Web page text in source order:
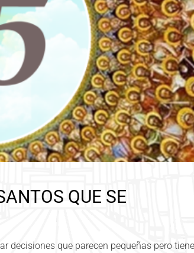
QUE SE
decisiones que parecen pequeñas pero